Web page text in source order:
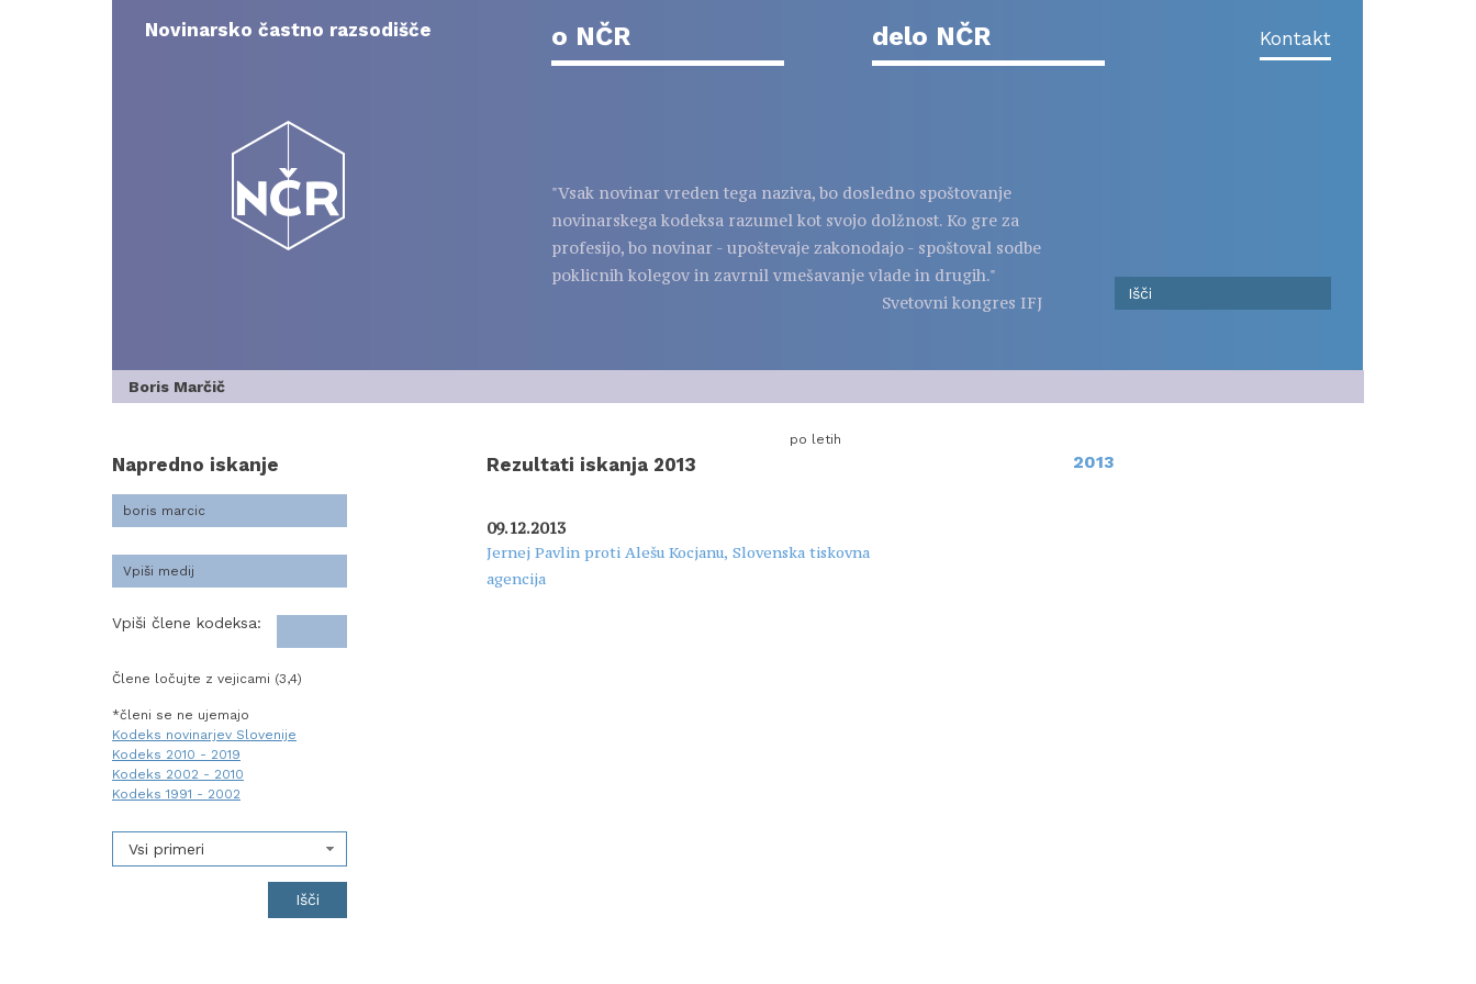
contentNovinarsko častno razsodišče o NČR delo NČR Kontakt
"Vsak novinar vreden tega naziva, bo dosledno spoštovanje
novinarskega kodeksa razumel kot svojo dolžnost. Ko gre za
profesijo, bo novinar - upoštevaje zakonodajo - spoštoval sodbe
poklicnih kolegov in zavrnil vmešavanje vlade in drugih."
Svetovni kongres IFJ
Boris Marčič
Napredno iskanje
Vpiši člene kodeksa:
Člene ločujte z vejicami (3,4)
*členi se ne ujemajo
Kodeks novinarjev Slovenije
Kodeks 2010 - 2019
Kodeks 2002 - 2010
Kodeks 1991 - 2002
Vsi primeri
Rezultati iskanja 2013
po letih
2013
09.12.2013
Jernej Pavlin proti Alešu Kocjanu, Slovenska tiskovna
agencija